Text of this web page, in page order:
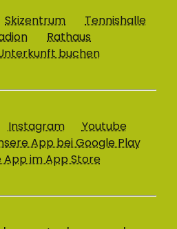
Skizentrum
Tennishalle
Rathaus
buchen
Instagram
Youtube
App bei Google Play
App im App Store